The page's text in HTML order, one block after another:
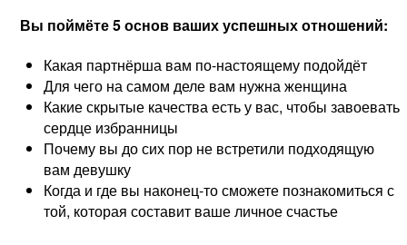
Вы поймёте 5 основ ваших успешных отношений:
Какая партнёрша вам по-настоящему подойдёт
Для чего на самом деле вам нужна женщина
Какие скрытые качества есть у вас, чтобы завоевать
сердце избранницы
Почему вы до сих пор не встретили подходящую
вам девушку
Когда и где вы наконец-то сможете познакомиться с
той, которая составит ваше личное счастье